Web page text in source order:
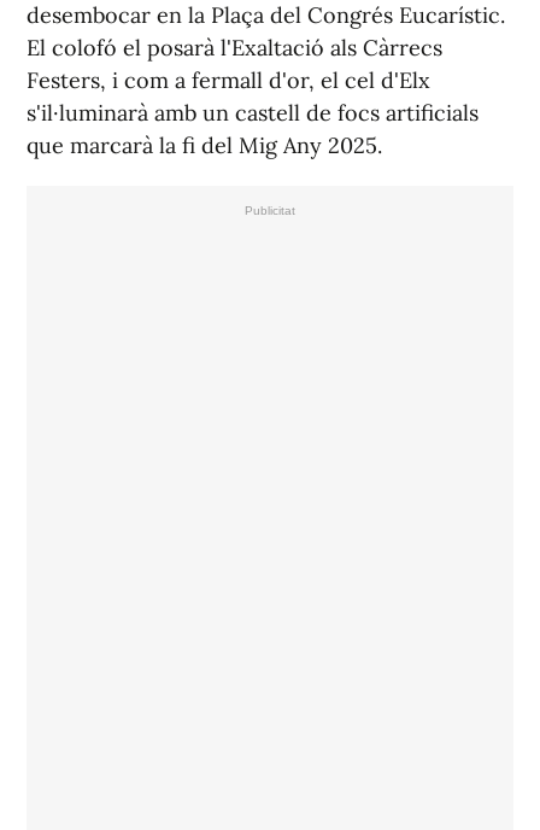
desembocar en la Plaça del Congrés Eucarístic.
El colofó el posarà l'Exaltació als Càrrecs
Festers, i com a fermall d'or, el cel d'Elx
s'il·luminarà amb un castell de focs artificials
que marcarà la fi del Mig Any 2025.